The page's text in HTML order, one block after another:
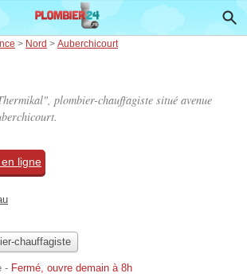
> Nord > Auberchicourt
plombier-chauffagiste situé avenue
ligne
chauffagiste
- Fermé, ouvre demain à 8h